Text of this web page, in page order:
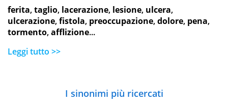
ferita,taglio, lacerazione, lesione, ulcera,
ulcerazione,fistola, preoccupazione,dolore, pena,
tormento,afflizione...
Leggi tutto >>
I sinonimi più ricercati